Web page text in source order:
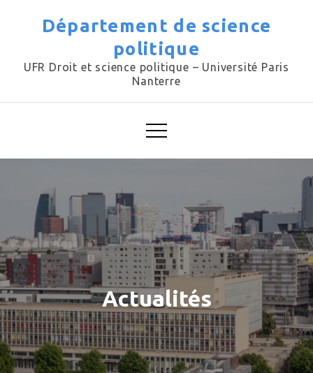
Département de science
politique
UFR Droit et science politique – Université Paris
Nanterre
Actualités